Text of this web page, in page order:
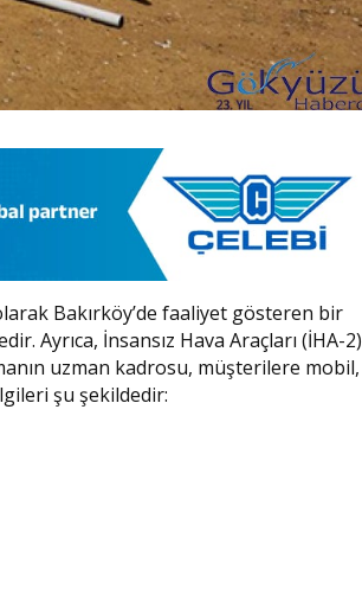
Bakırköy’de faaliyet gösteren bir
Ayrıca, İnsansız Hava Araçları (İHA-2)
uzman kadrosu, müşterilere mobil,
şu şekildedir: